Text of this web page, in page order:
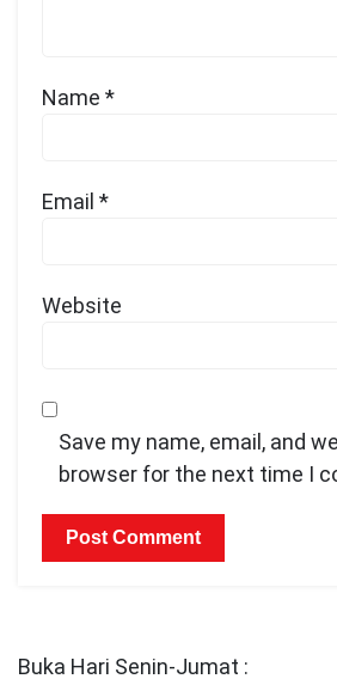
Name *
Email *
Website
Save my name, email, and
browser for the next time I
Buka Hari Senin-Jumat :